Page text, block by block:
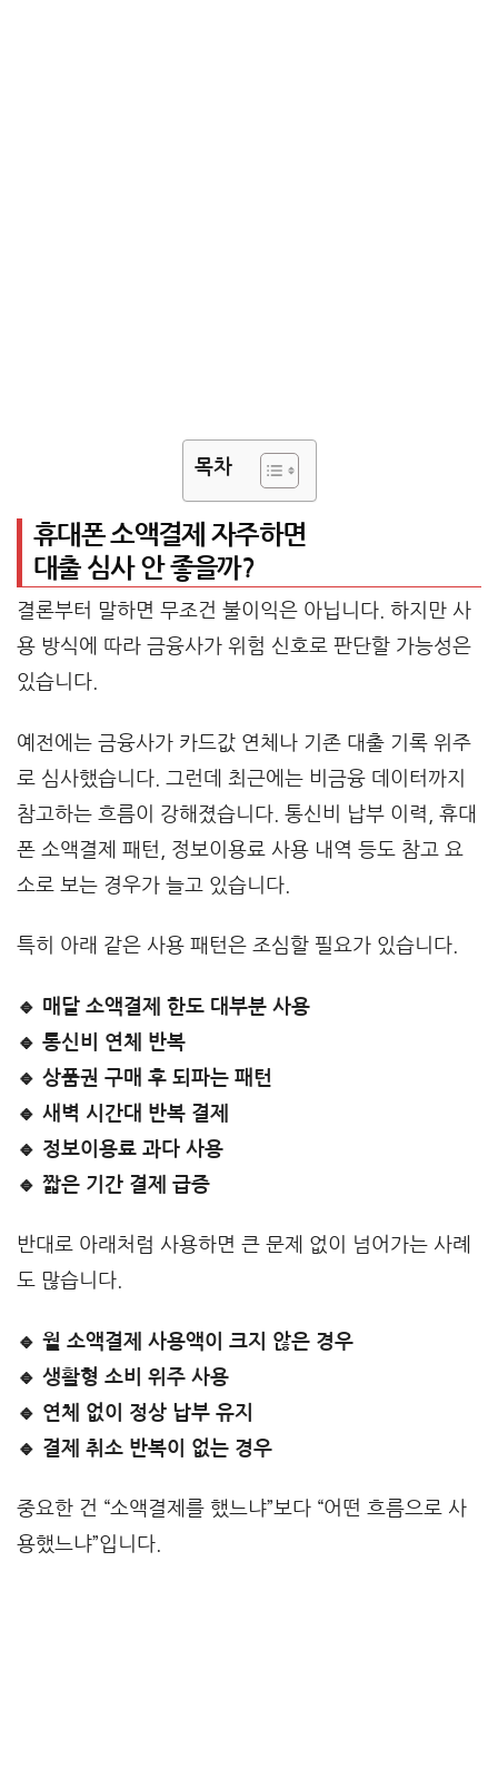
목차
휴대폰 소액결제 자주하면
대출 심사 안 좋을까?
결론부터 말하면 무조건 불이익은 아닙니다. 하지만 사
용 방식에 따라 금융사가 위험 신호로 판단할 가능성은
있습니다.
예전에는 금융사가 카드값 연체나 기존 대출 기록 위주
로 심사했습니다. 그런데 최근에는 비금융 데이터까지
참고하는 흐름이 강해졌습니다. 통신비 납부 이력, 휴대
폰 소액결제 패턴, 정보이용료 사용 내역 등도 참고 요
소로 보는 경우가 늘고 있습니다.
특히 아래 같은 사용 패턴은 조심할 필요가 있습니다.
🔹 매달 소액결제 한도 대부분 사용
🔹 통신비 연체 반복
🔹 상품권 구매 후 되파는 패턴
🔹 새벽 시간대 반복 결제
🔹 정보이용료 과다 사용
🔹 짧은 기간 결제 급증
반대로 아래처럼 사용하면 큰 문제 없이 넘어가는 사례
도 많습니다.
🔹 월 소액결제 사용액이 크지 않은 경우
🔹 생활형 소비 위주 사용
🔹 연체 없이 정상 납부 유지
🔹 결제 취소 반복이 없는 경우
중요한 건 “소액결제를 했느냐”보다 “어떤 흐름으로 사
용했느냐”입니다.